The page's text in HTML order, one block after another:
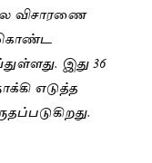
விசாரணை
கொண்ட
இது 36
எடுத்த